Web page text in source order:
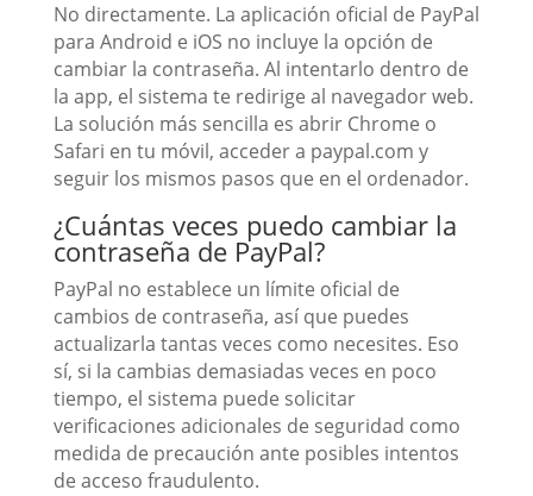
No directamente. La aplicación oficial de PayPal
para Android e iOS no incluye la opción de
cambiar la contraseña. Al intentarlo dentro de
la app, el sistema te redirige al navegador web.
La solución más sencilla es abrir Chrome o
Safari en tu móvil, acceder a paypal.com y
seguir los mismos pasos que en el ordenador.
¿Cuántas veces puedo cambiar la
contraseña de PayPal?
PayPal no establece un límite oficial de
cambios de contraseña, así que puedes
actualizarla tantas veces como necesites. Eso
sí, si la cambias demasiadas veces en poco
tiempo, el sistema puede solicitar
verificaciones adicionales de seguridad como
medida de precaución ante posibles intentos
de acceso fraudulento.